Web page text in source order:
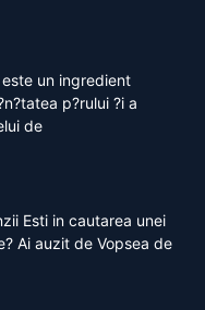
un ingredient
p?rului ?i a
de
Esti in cautarea unei
Ai auzit de Vopsea de